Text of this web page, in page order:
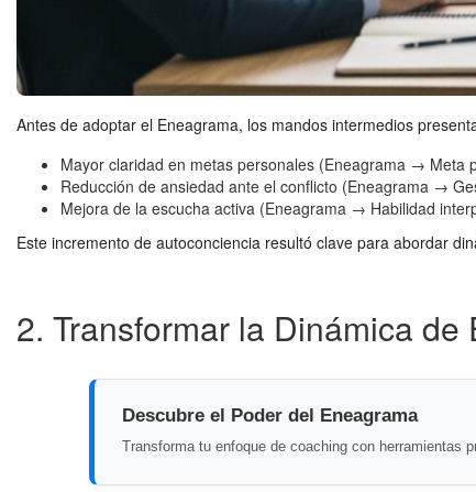
Antes de adoptar el Eneagrama, los mandos intermedios
Mayor claridad en metas personales (Eneagrama → Meta
Reducción de ansiedad ante el conflicto (Eneagrama →
Mejora de la escucha activa (Eneagrama → Habilidad
Este incremento de autoconciencia resultó clave para abordar
2. Transformar la Dinámica
Descubre el Poder del Eneagrama
Transforma tu enfoque de coaching con herramientas